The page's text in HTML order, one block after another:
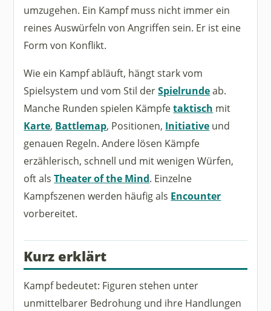
umzugehen. Ein Kampf muss nicht immer ein
reines Auswürfeln von Angriffen sein. Er ist eine
Form von Konflikt.
Wie ein Kampf abläuft, hängt stark vom
Spielsystem und vom Stil derSpielrundeab.
Manche Runden spielen Kämpfetaktisch mit
Karte, Battlemap, Positionen, Initiative und
genauen Regeln. Andere lösen Kämpfe
erzählerisch, schnell und mit wenigen Würfen,
oft alsTheater of the Mind. Einzelne
Kampfszenen werden häufig als Encounter
vorbereitet.
Kurz erklärt
Kampf bedeutet: Figuren stehen unter
unmittelbarer Bedrohung und ihre Handlungen